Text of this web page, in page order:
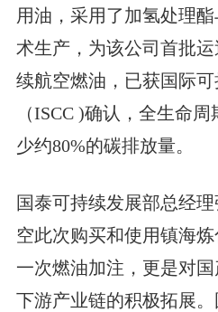
用油，采用了加氢处理
术生产，为该公司首批
续航空燃油，已获国际
（ISCC )确认，全生命
少约80%的碳排放量。
国泰可持续发展部总经
空此次购买和使用镇海
一次燃油加注，更是对
下游产业链的积极拓展